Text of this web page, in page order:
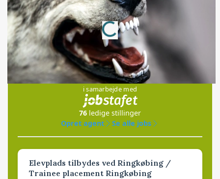
Annonce
Loading...
Jobs
i samarbejde med
76 ledige stillinger
Opret agent
Se alle jobs
Elevplads tilbydes ved Ringkøbing /
Trainee placement Ringkøbing